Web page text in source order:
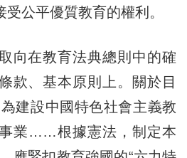
公平優質教育的權利。
在教育法典總則中的確
款、基本原則上。關於目
建設中國特色社會主義教
業……根據憲法，制定本